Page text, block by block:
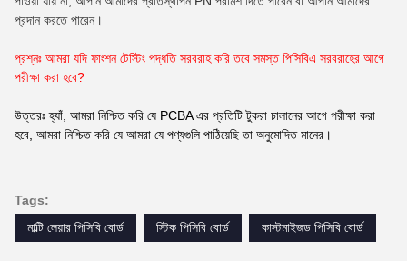
প্রদান করতে পারেন।
প্রশ্নঃ আমরা যদি ফাংশন টেস্টিং পদ্ধতি সরবরাহ করি তবে সমস্ত পিসিবিএ সরবরাহের আগে
পরীক্ষা করা হবে?
উত্তরঃ হ্যাঁ, আমরা নিশ্চিত করি যে PCBA এর প্রতিটি টুকরা চালানের আগে পরীক্ষা করা
হবে, আমরা নিশ্চিত করি যে আমরা যে পণ্যগুলি পাঠিয়েছি তা অনুমোদিত মানের।
Tags:
মাল্টি লেয়ার পিসিবি বোর্ড
স্টিক পিসিবি বোর্ড কাস্টমাইজড পিসিবি বোর্ড